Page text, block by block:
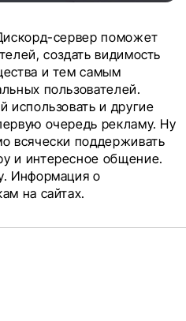
сервер поможет
создать видимость
и тем самым
пользователей.
использовать и другие
очередь рекламу. Ну
всячески поддерживать
и интересное общение.
Информация о
на сайтах.